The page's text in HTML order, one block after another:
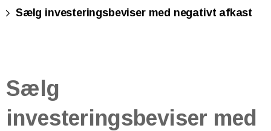
Sælg investeringsbeviser med negativt afkast
Sælg
investeringsbeviser med